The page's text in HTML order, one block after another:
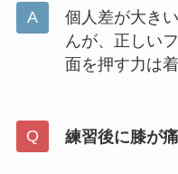
個人差が大き
んが、正しい
面を押す力は
練習後に膝が